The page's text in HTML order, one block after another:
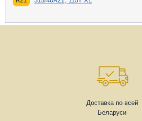
Доставка по всей
Беларуси